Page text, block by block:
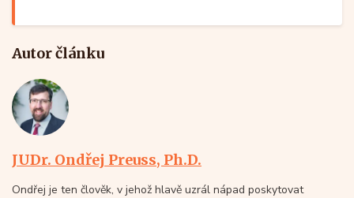
Autor článku
JUDr. Ondřej Preuss, Ph.D.
Ondřej je ten člověk, v jehož hlavě uzrál nápad poskytovat